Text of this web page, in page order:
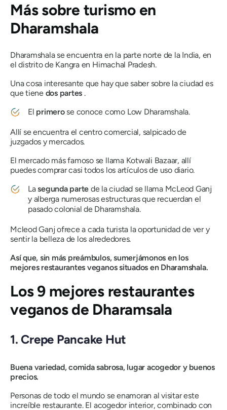
Más sobre turismo en
Dharamshala
Dharamshala se encuentra en la parte norte de la India, en
el distrito de Kangra en Himachal Pradesh.
Una cosa interesante que hay que saber sobre la ciudad es
que tienedos partes .
El primerose conoce como Low Dharamshala.
Allí se encuentra el centro comercial, salpicado de
juzgados y mercados.
El mercado más famoso se llama Kotwali Bazaar, allí
puedes comprar casi todos los artículos de uso diario.
Lasegunda parte de la ciudad se llama McLeod Ganj
y alberga numerosas estructuras que recuerdan el
pasado colonial de Dharamshala.
Mcleod Ganj ofrece a cada turista la oportunidad de ver y
sentir la belleza de los alrededores.
Así que, sin más preámbulos, sumerjámonos en los
mejores restaurantes veganos situados en Dharamshala.
Los 9 mejores restaurantes
veganos de Dharamsala
1. Crepe Pancake Hut
Buena variedad, comida sabrosa, lugar acogedor y buenos
precios.
Personas de todo el mundo se enamoran al visitar este
increíble restaurante. El acogedor interior, combinado con